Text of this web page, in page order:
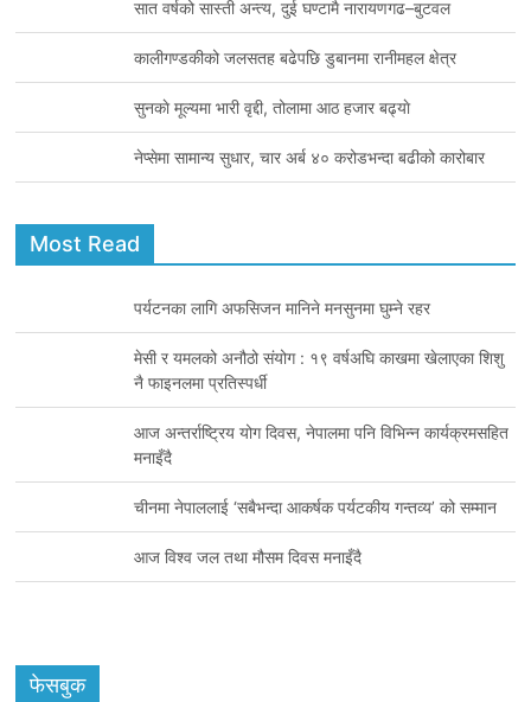
सात वर्षको सास्ती अन्त्य, दुई घण्टामै नारायणगढ–बुटवल
कालीगण्डकीको जलसतह बढेपछि डुबानमा रानीमहल क्षेत्र
सुनकाे मूल्यमा भारी वृद्दी, तोलामा आठ हजार बढ्याे
नेप्सेमा सामान्य सुधार, चार अर्ब ४० करोडभन्दा बढीको कारोबार
Most Read
पर्यटनका लागि अफसिजन मानिने मनसुनमा घुम्ने रहर
मेसी र यमलको अनौठो संयोग : १९ वर्षअघि काखमा खेलाएका शिशु
नै फाइनलमा प्रतिस्पर्धी
आज अन्तर्राष्ट्रिय योग दिवस, नेपालमा पनि विभिन्न कार्यक्रमसहित
मनाइँदै
चीनमा नेपाललाई ‘सबैभन्दा आकर्षक पर्यटकीय गन्तव्य’ को सम्मान
आज विश्व जल तथा मौसम दिवस मनाइँदै
फेसबुक